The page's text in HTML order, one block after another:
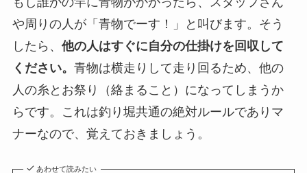
や周りの人が「青物でーす！」と叫びます。そう
したら、 他の人はすぐに自分の仕掛けを回収して
ください。 青物は横走りして走り回るため、他の
人の糸とお祭り（絡まること）になってしまうか
らです。これは釣り堀共通の絶対ルールでありマ
ナーなので、覚えておきましょう。
あわせて読みたい